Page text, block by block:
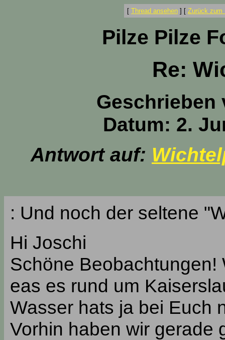
[ Thread ansehen ] [ Zurück zum
Pilze Pilze
Re:
Datum: 2.
Antwort auf:
: Und noch der seltene
Hi Joschi
Schöne
eas es rund um
Wasser hats ja bei Euch
Vorhin haben wir gerade